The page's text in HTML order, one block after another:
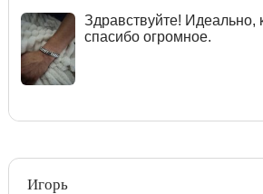
Здравствуйте! Идеально,
спасибо огромное.
Игорь